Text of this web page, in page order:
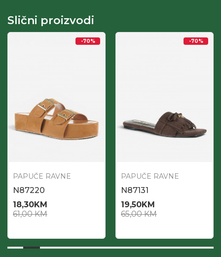
Slični proizvodi
-70%
PAPUČE RAVNE
N87220
18,30KM
61,00KM
-70%
PAPUČE RAVNE
N87131
19,50KM
65,00KM